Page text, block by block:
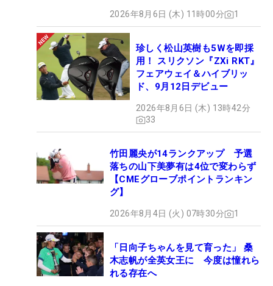
2026年8月6日 (木) 11時00分 1
珍しく松山英樹も5Wを即採
用！ スリクソン『ZXi RKT』
フェアウェイ＆ハイブリッ
ド、9月12日デビュー
2026年8月6日 (木) 13時42分
33
竹田麗央が14ランクアップ 予選
落ちの山下美夢有は4位で変わらず
【CMEグローブポイントランキン
グ】
2026年8月4日 (火) 07時30分 1
「日向子ちゃんを見て育った」 桑
木志帆が全英女王に 今度は憧れら
れる存在へ